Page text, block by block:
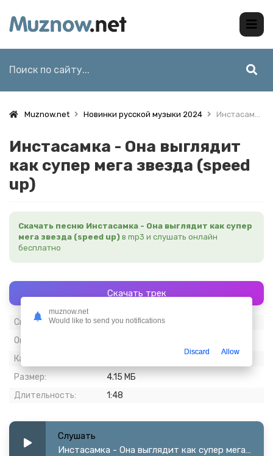
Muznow.net Новинки русской музыки 2024 Инстасамка - Она выглядит как супер мега звезда (speed up)
Инстасамка - Она выглядит
как супер мега звезда (speed
up)
Скачать песню Инстасамка - Она выглядит как супер
мега звезда (speed up) в mp3 и слушать онлайн
бесплатно
Скачать трек
Скачиваний:
7 416
Опубликовано:
Качество:
Размер:
4.15 МБ
Длительность:
1:48
Слушать
Инстасамка - Она выглядит как супер мега звезда (speed up)
muznow.net
Would like to send you notifications
Discard Allow